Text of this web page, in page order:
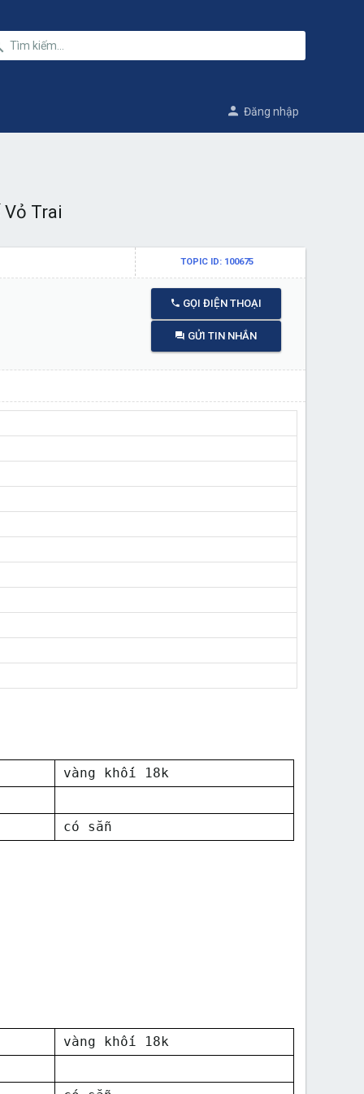
Đăng nhập
Trai
TOPIC ID: 100675
GỌI ĐIỆN THOẠI
GỬI TIN NHẮN
vàng khối 18k
có sẵn
vàng khối 18k